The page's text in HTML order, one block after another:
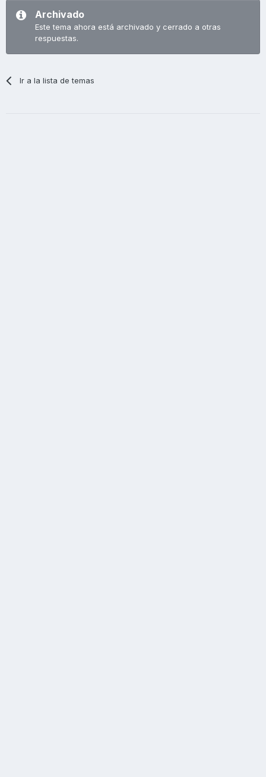
Archivado
Este tema ahora está archivado y cerrado a otras
respuestas.
Ir a la lista de temas